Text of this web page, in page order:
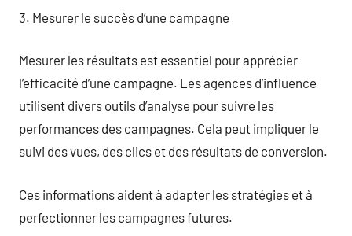
3. Mesurer le succès d’une campagne
Mesurer les résultats est essentiel pour apprécier
l’efficacité d’une campagne. Les agences d’influence
utilisent divers outils d’analyse pour suivre les
performances des campagnes. Cela peut impliquer le
suivi des vues, des clics et des résultats de conversion.
Ces informations aident à adapter les stratégies et à
perfectionner les campagnes futures.